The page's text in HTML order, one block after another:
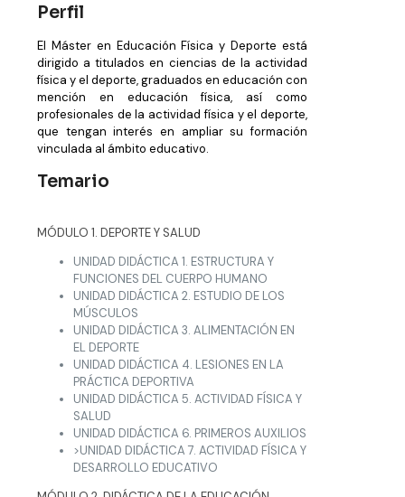
Perfil
El Máster en Educación Física y Deporte está
dirigido a titulados en ciencias de la actividad
física y el deporte, graduados en educación con
mención en educación física, así como
profesionales de la actividad física y el deporte,
que tengan interés en ampliar su formación
vinculada al ámbito educativo.
Temario
MÓDULO 1. DEPORTE Y SALUD
UNIDAD DIDÁCTICA 1. ESTRUCTURA Y
FUNCIONES DEL CUERPO HUMANO
UNIDAD DIDÁCTICA 2. ESTUDIO DE LOS
MÚSCULOS
UNIDAD DIDÁCTICA 3. ALIMENTACIÓN EN
EL DEPORTE
UNIDAD DIDÁCTICA 4. LESIONES EN LA
PRÁCTICA DEPORTIVA
UNIDAD DIDÁCTICA 5. ACTIVIDAD FÍSICA Y
SALUD
UNIDAD DIDÁCTICA 6. PRIMEROS AUXILIOS
>UNIDAD DIDÁCTICA 7. ACTIVIDAD FÍSICA Y
DESARROLLO EDUCATIVO